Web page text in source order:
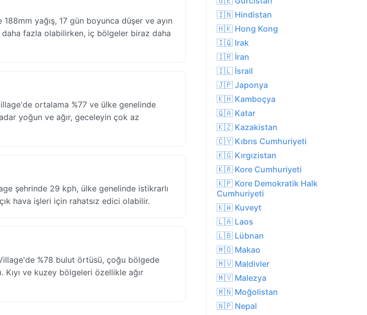
yağış, 17 gün boyunca düşer ve ayın
fazla olabilirken, iç bölgeler biraz daha
ortalama %77 ve ülke genelinde
yoğun ve ağır, geceleyin çok az
şehrinde 29 kph, ülke genelinde istikrarlı
hava işleri için rahatsız edici olabilir.
%78 bulut örtüsü, çoğu bölgede
ve kuzey bölgeleri özellikle ağır
🇮🇳 Hindistan
🇭🇰 Hong Kong
🇮🇶 Irak
🇮🇷 İran
🇮🇱 İsrail
🇯🇵 Japonya
🇰🇭 Kamboçya
🇶🇦 Katar
🇰🇿 Kazakistan
🇨🇾 Kıbrıs Cumhuriyeti
🇰🇬 Kırgızistan
🇰🇷 Kore Cumhuriyeti
🇰🇵 Kore Demokratik Halk
Cumhuriyeti
🇰🇼 Kuveyt
🇱🇦 Laos
🇱🇧 Lübnan
🇲🇴 Makao
🇲🇻 Maldivler
🇲🇾 Malezya
🇲🇳 Moğolistan
🇳🇵 Nepal